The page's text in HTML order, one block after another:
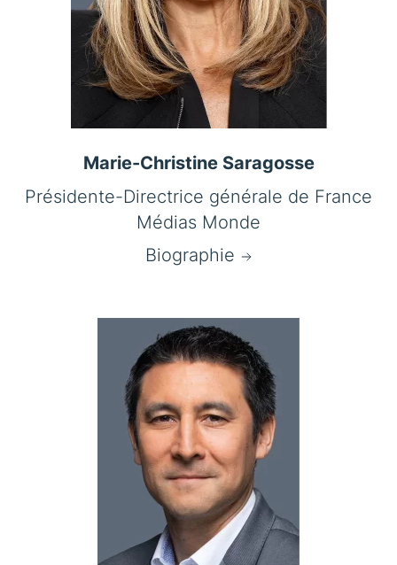
Marie-Christine Saragosse
Présidente-Directrice générale de France
Médias Monde
Biographie